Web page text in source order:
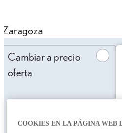
Zaragoza
Cambiar a precio
oferta
53.450,00 €
COOKIES EN LA PÁGINA WEB